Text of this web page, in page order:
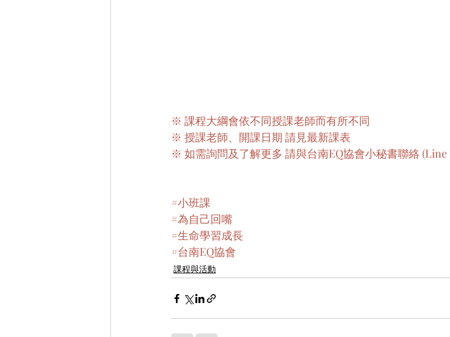
※ 課程大綱會依不同授課老師而有所不同
※ 授課老師、開課日期 請見最新課表
※ 如需詢問及了解更多 請與台南EQ協會小秘書聯絡 (Line
#小班課
#為自己回嘴
#生命學習成長
#台南EQ協會
課程與活動